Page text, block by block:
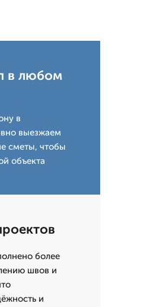
в любом
в
выезжаем
сметы, чтобы
объекта
более
швов и
и